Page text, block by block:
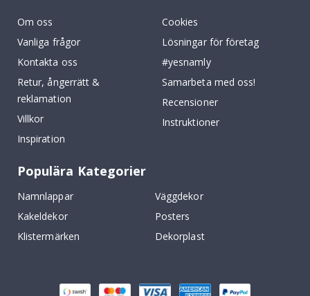
Om oss
Vanliga frågor
Kontakta oss
Retur, ångerrätt &
reklamation
Villkor
Inspiration
Cookies
Lösningar för företag
#yesnamly
Samarbeta med oss!
Recensioner
Instruktioner
Populära Kategorier
Namnlappar
Väggdekor
Kakeldekor
Posters
Klistermärken
Dekorplast